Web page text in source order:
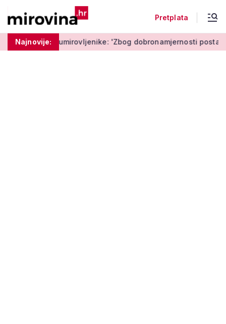
Pretplata
Najnovije:'Zbog dobronamjernosti postaju meta prijevare'